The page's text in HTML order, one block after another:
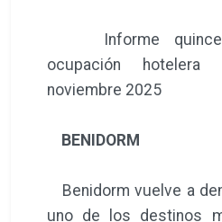
Informe
ocupación
noviembre 2025
BENIDORM
Benidorm vuelve a
uno de los destinos